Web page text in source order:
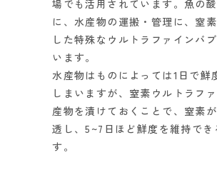
場でも活用されています。魚の
に、水産物の運搬・管理に、窒
した特殊なウルトラファインバ
います。
水産物はものによっては1日で鮮
しまいますが、窒素ウルトラフ
産物を漬けておくことで、窒素
透し、5~7日ほど鮮度を維持でき
す。